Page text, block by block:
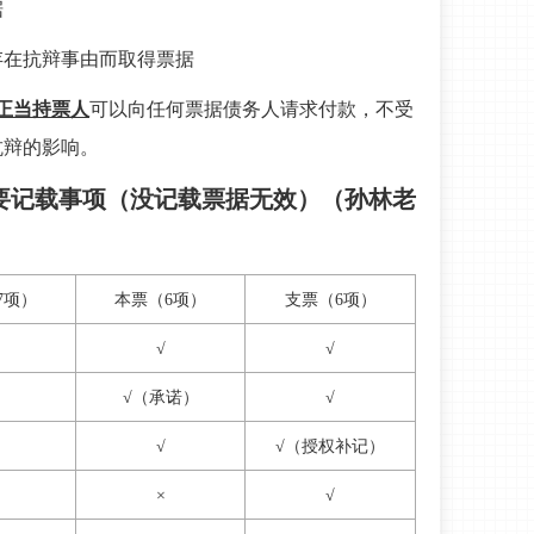
抗辩事由而取得票据
当持票人可以向任何票据债务人请求付款，不受
的影响。
记载事项（没记载票据无效）（孙林老
） 本票（6项） 支票（6项）
√ √
√（承诺） √
√ √（授权补记）
× √